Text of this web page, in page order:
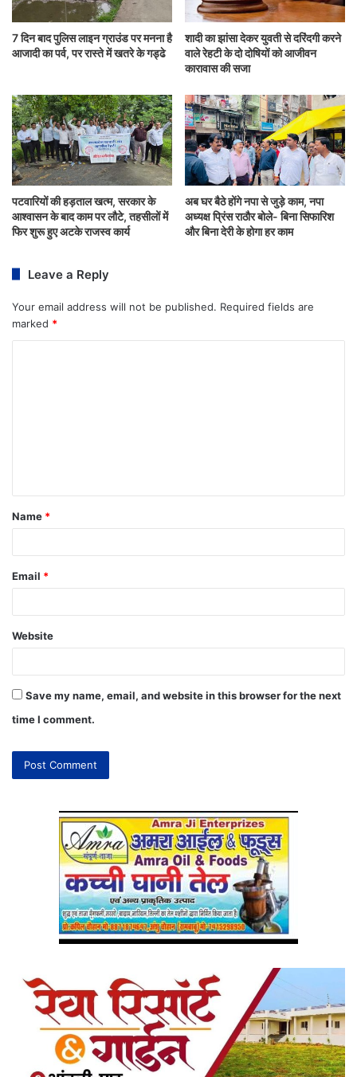
7 दिन बाद पुलिस लाइन ग्राउंड पर मनना है
आजादी का पर्व, पर रास्ते में खतरे के गड्ढे
शादी का झांसा देकर युवती से दरिंदगी करने
वाले रेहटी के दो दोषियों को आजीवन
कारावास की सजा
पटवारियों की हड़ताल खत्म, सरकार के
आश्वासन के बाद काम पर लौटे, तहसीलों में
फिर शुरू हुए अटके राजस्व कार्य
अब घर बैठे होंगे नपा से जुड़े काम, नपा
अध्यक्ष प्रिंस राठौर बोले- बिना सिफारिश
और बिना देरी के होगा हर काम
Leave a Reply
Your email address will not be published. Required fields are
marked *
Name *
Email *
Website
Save my name, email, and website in this browser for the next
time I comment.